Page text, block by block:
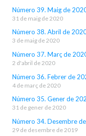
Número 39. Maig de
31 de maig de 2020
Número 38. Abril de
3 de maig de 2020
Número 37. Març de
2 d'abril de 2020
Número 36. Febrer de
4 de març de 2020
Número 35. Gener de
31 de gener de 2020
Número 34. Desembre
29 de desembre de 2019